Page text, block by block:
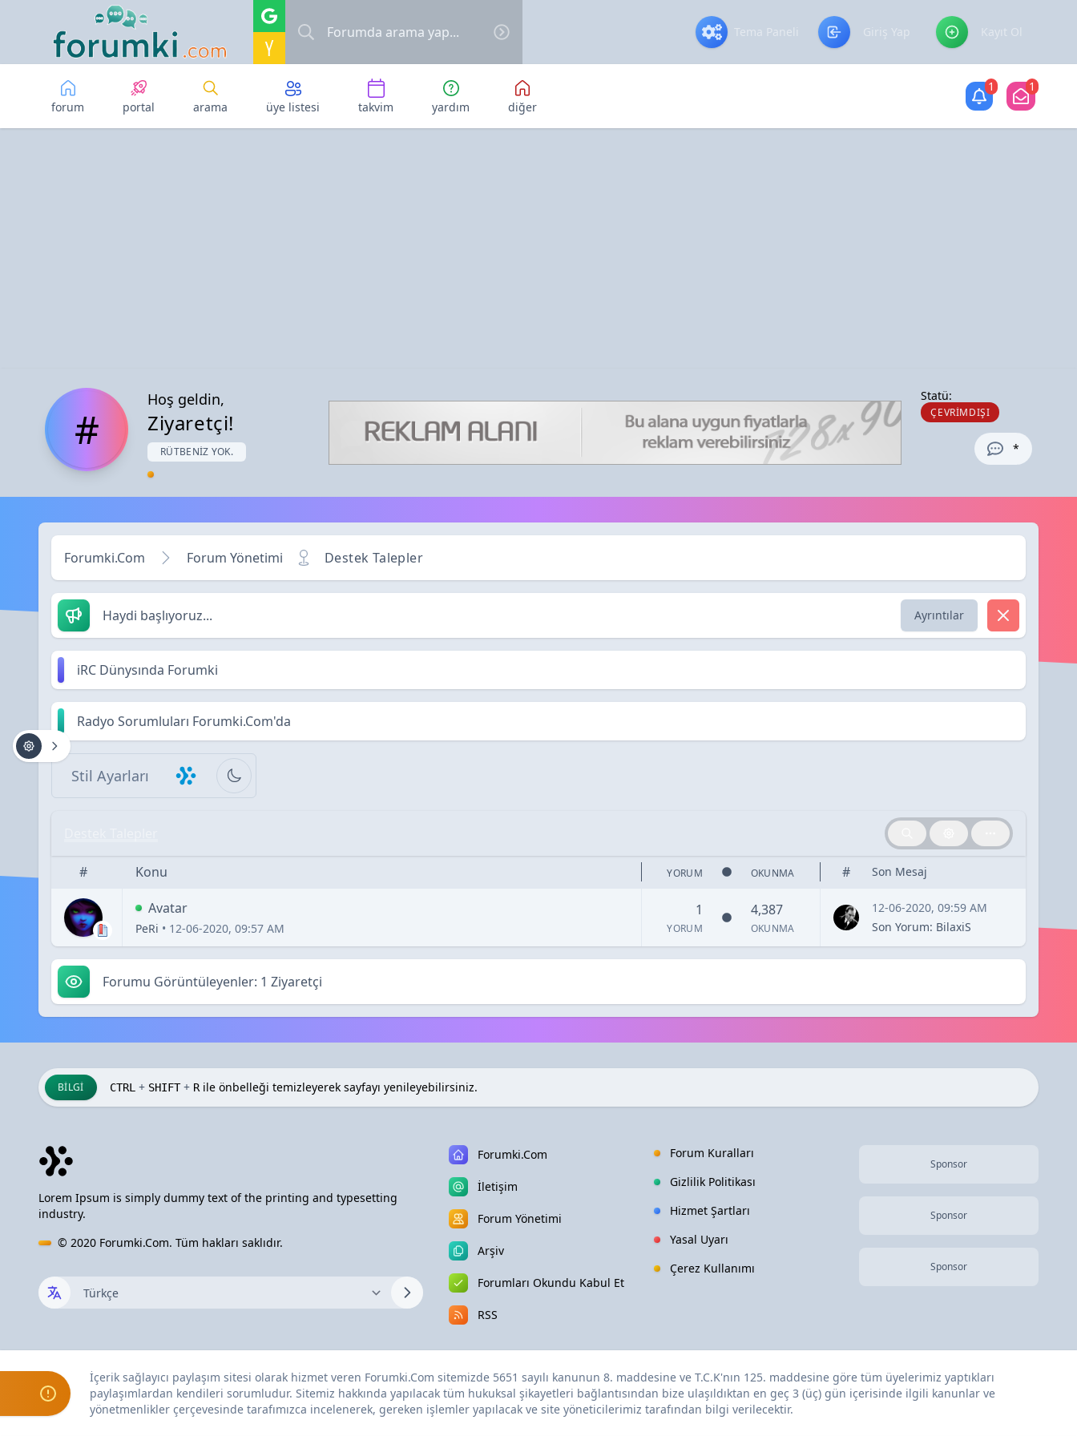
Skip to main content
Tema Paneli Giriş Yap Kayıt Ol
forum portal arama üye listesi takvim yardım diğer
1 1
#
Hoş geldin,
Ziyaretçi!
RÜTBENIZ YOK.
Statü:
ÇEVRIMDIŞI
*
Forumki.Com Forum Yönetimi Destek Talepler
Haydi başlıyoruz... Ayrıntılar
iRC Dünysında Forumki
Radyo Sorumluları Forumki.Com'da
Stil Ayarları
# Konu YORUM OKUNMA # Son Mesaj
Avatar
PeRi • 12-06-2020, 09:57 AM
1
YORUM
4,387
OKUNMA
12-06-2020, 09:59 AM
Son Yorum: BilaxiS
Forumu Görüntüleyenler: 1 Ziyaretçi
BILGI CTRL + SHIFT + Rile önbelleği temizleyerek sayfayı yenileyebilirsiniz.
Lorem Ipsum is simply dummy text of the printing and typesetting
industry.
© 2020 Forumki.Com. Tüm hakları saklıdır.
Forumki.Com
İletişim
Forum Yönetimi
Arşiv
Forumları Okundu Kabul Et
RSS
Forum Kuralları
Gizlilik Politikası
Hizmet Şartları
Yasal Uyarı
Çerez Kullanımı
Sponsor
Sponsor
Sponsor
İçerik sağlayıcı paylaşım sitesi olarak hizmet veren Forumki.Com sitemizde 5651 sayılı kanunun 8. maddesine ve T.C.K'nın 125. maddesine göre tüm üyelerimiz yaptıkları
paylaşımlardan kendileri sorumludur. Sitemiz hakkında yapılacak tüm hukuksal şikayetleri bağlantısından bize ulaşıldıktan en geç 3 (üç) gün içerisinde ilgili kanunlar ve
yönetmenlikler çerçevesinde tarafımızca incelenerek, gereken işlemler yapılacak ve site yöneticilerimiz tarafından bilgi verilecektir.